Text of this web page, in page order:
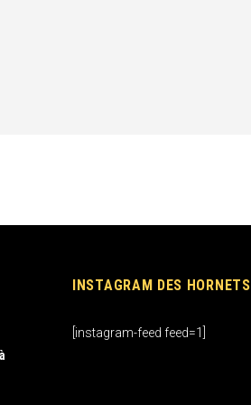
INSTAGRAM DES HORNETS
[instagram-feed feed=1]